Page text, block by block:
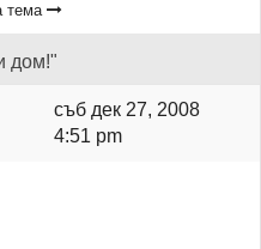
тема
дом!"
съб дек 27, 2008
4:51 pm